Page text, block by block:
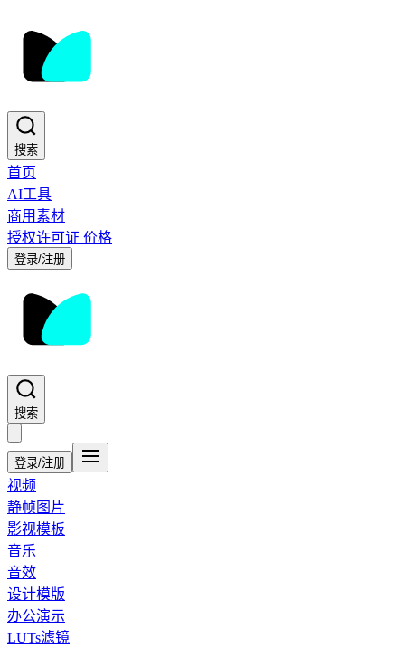
搜索
首页
AI工具
商用素材
授权许可证 价格
登录/注册
搜索
登录/注册
视频
静帧图片
影视模板
音乐
音效
设计模版
办公演示
LUTs滤镜